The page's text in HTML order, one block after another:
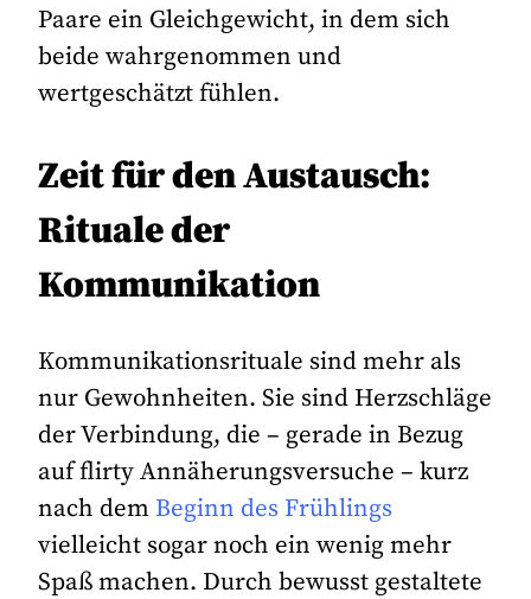
Paare ein Gleichgewicht, in dem sich
beide wahrgenommen und
wertgeschätzt fühlen.
Zeit für den Austausch:
Rituale der
Kommunikation
Kommunikationsrituale sind mehr als
nur Gewohnheiten. Sie sind Herzschläge
der Verbindung, die – gerade in Bezug
auf flirty Annäherungsversuche – kurz
nach dem Beginn des Frühlings
vielleicht sogar noch ein wenig mehr
Spaß machen. Durch bewusst gestaltete